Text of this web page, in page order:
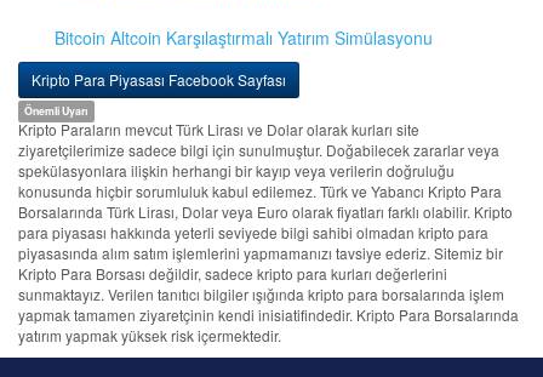
Bitcoin Altcoin Karşılaştırmalı Yatırım Simülasyonu
Kripto Para Piyasası Facebook Sayfası
Önemli Uyarı
Kripto Paraların mevcut Türk Lirası ve Dolar olarak kurları site
ziyaretçilerimize sadece bilgi için sunulmuştur. Doğabilecek zararlar veya
spekülasyonlara ilişkin herhangi bir kayıp veya verilerin doğruluğu
konusunda hiçbir sorumluluk kabul edilemez. Türk ve Yabancı Kripto Para
Borsalarında Türk Lirası, Dolar veya Euro olarak fiyatları farklı olabilir. Kripto
para piyasası hakkında yeterli seviyede bilgi sahibi olmadan kripto para
piyasasında alım satım işlemlerini yapmamanızı tavsiye ederiz. Sitemiz bir
Kripto Para Borsası değildir, sadece kripto para kurları değerlerini
sunmaktayız. Verilen tanıtıcı bilgiler ışığında kripto para borsalarında işlem
yapmak tamamen ziyaretçinin kendi inisiatifindedir. Kripto Para Borsalarında
yatırım yapmak yüksek risk içermektedir.